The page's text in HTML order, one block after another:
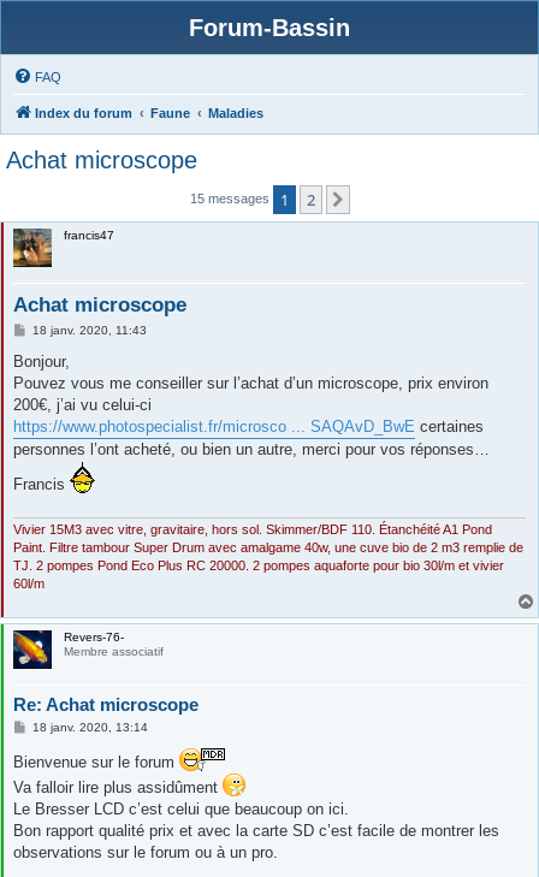
Forum-Bassin
FAQ
Index du forum Faune Maladies
Achat microscope
15 messages 1 2
francis47
Achat microscope
M
s
a
g
18 janv. 2020, 11:43
Bonjour,
Pouvez vous me conseiller sur l’achat d’un microscope, prix environ
200€, j’ai vu celui-ci
https://www.photospecialist.fr/microsco ... SAQAvD_BwE certaines
personnes l’ont acheté, ou bien un autre, merci pour vos réponses…
Francis
Vivier 15M3 avec vitre, gravitaire, hors sol. Skimmer/BDF 110. Étanchéité A1 Pond
Paint. Filtre tambour Super Drum avec amalgame 40w, une cuve bio de 2 m3 remplie de
TJ. 2 pompes Pond Eco Plus RC 20000. 2 pompes aquaforte pour bio 30l/m et vivier
60l/m
Revers-76-
Membre associatif
Re: Achat microscope
M
s
a
e
18 janv. 2020, 13:14
Bienvenue sur le forum
Va falloir lire plus assidûment
Le Bresser LCD c’est celui que beaucoup on ici.
Bon rapport qualité prix et avec la carte SD c’est facile de montrer les
observations sur le forum ou à un pro.